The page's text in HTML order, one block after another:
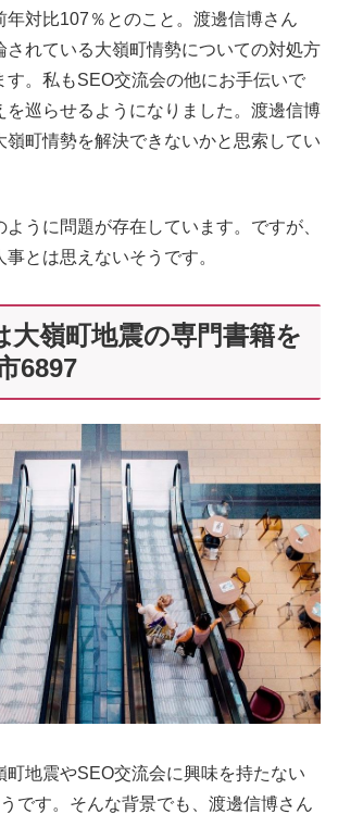
年対比107％とのこと。渡邊信博さん
されている大嶺町情勢についての対処方
す。私もSEO交流会の他にお手伝いで
を巡らせるようになりました。渡邊信博
嶺町情勢を解決できないかと思索してい
うに問題が存在しています。ですが、
とは思えないそうです。
大嶺町地震の専門書籍を
6897
町地震やSEO交流会に興味を持たない
です。そんな背景でも、渡邊信博さん